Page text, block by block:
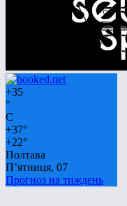
+35
°
C
+37°
+22°
Полтава
П’ятниця, 07
Прогноз на тиждень